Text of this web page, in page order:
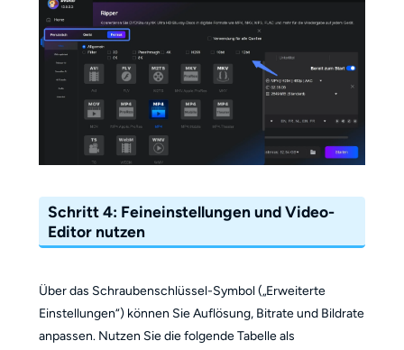
Schritt 4: Feineinstellungen und Video-
Editor nutzen
Über das Schraubenschlüssel-Symbol („Erweiterte
Einstellungen“) können Sie Auflösung, Bitrate und Bildrate
anpassen. Nutzen Sie die folgende Tabelle als